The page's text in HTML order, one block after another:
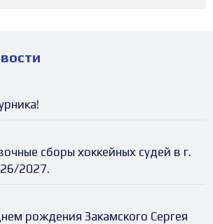
сборы хоккейных судей в г.
2027.
рождения Закамского Сергея